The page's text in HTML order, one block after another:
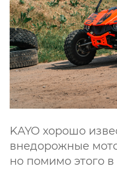
KAYO хорошо
внедорожные
но помимо этого